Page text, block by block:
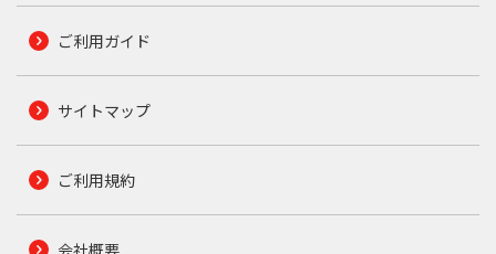
ご利用ガイド
サイトマップ
ご利用規約